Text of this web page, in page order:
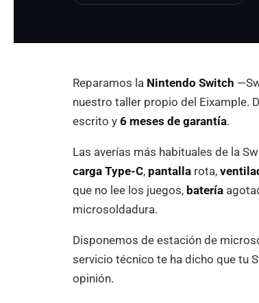
Reparamos la Nintendo Switch
nuestro taller propio del Eixample.
escrito y 6 meses de garantía.
Las averías más habituales de la
carga Type-C, pantalla rota,
que no lee los juegos, batería
microsoldadura.
Disponemos de estación de
servicio técnico te ha dicho que tu
opinión.